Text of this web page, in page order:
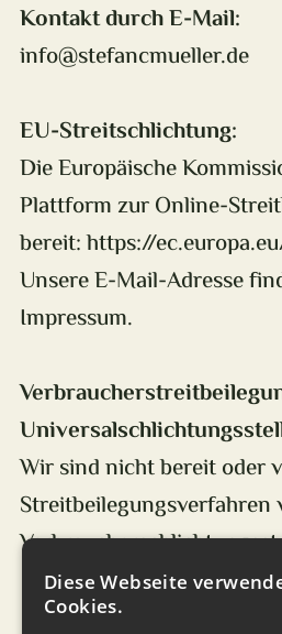
Kontakt durchE-Mail:
info@stefancmueller.de
EU-Streitschlichtung:
Die Europäische
Plattform zur Online-
bereit: https://
Unsere E-Mail-Adresse
Impressum.
Wir sind nicht bereit oder
Streitbeilegungsverfahren
Diese Webseite
Cookies.